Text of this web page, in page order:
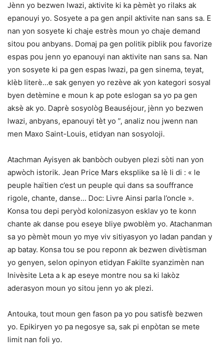
Jènn yo bezwen lwazi, aktivite ki ka pèmèt yo rilaks ak
epanouyi yo. Sosyete a pa gen anpil aktivite nan sans sa. E
nan yon sosyete ki chaje estrès moun yo chaje demand
sitou pou anbyans. Domaj pa gen politik piblik pou favorize
espas pou jenn yo epanouyi nan aktivite nan sans sa. Nan
yon sosyete ki pa gen espas lwazi, pa gen sinema, teyat,
klèb literè…e sak genyen yo rezève ak yon kategori sosyal
byen detèmine e moun k ap pote eslogan sa yo pa gen
aksè ak yo. Daprè sosyològ Beauséjour, jènn yo bezwen
lwazi, anbyans, epanouyi tèt yo ”, analiz nou jwenn nan
men Maxo Saint-Louis, etidyan nan sosyoloji.
Atachman Ayisyen ak banbòch oubyen plezi sòti nan yon
apwòch istorik. Jean Price Mars eksplike sa lè li di : « le
peuple haïtien c’est un peuple qui dans sa souffrance
rigole, chante, danse… Doc: Livre Ainsi parla l’oncle ».
Konsa tou depi peryòd kolonizasyon esklav yo te konn
chante ak danse pou eseye bliye pwoblèm yo. Atachanman
sa yo pèmèt moun yo mye viv sitiyasyon yo ladan pandan y
ap batay. Konsa tou se pou reponn ak bezwen divètisman
yo genyen, selon opinyon etidyan Fakilte syanzimèn nan
Inivèsite Leta a k ap eseye montre nou sa ki lakòz
aderasyon moun yo sitou jenn yo ak plezi.
Antouka, tout moun gen fason pa yo pou satisfè bezwen
yo. Epikiryen yo pa negosye sa, sak pi enpòtan se mete
limit nan foli yo.